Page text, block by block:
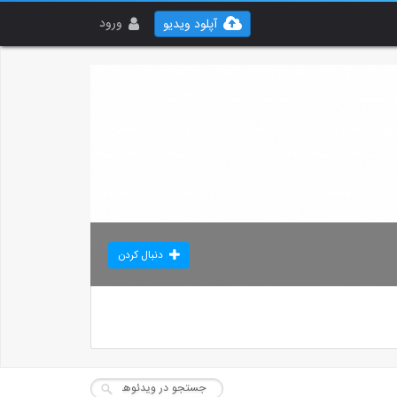
ورود آپلود ویدیو
دنبال کردن